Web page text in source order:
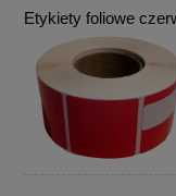
Etykiety foliowe